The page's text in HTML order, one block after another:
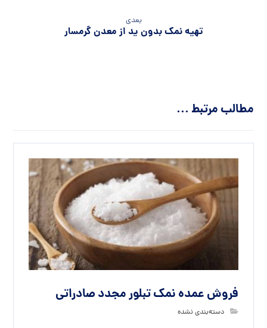
بعدی
تهیه نمک بدون ید از معدن گرمسار
مطالب مرتبط ...
فروش عمده نمک تبلور مجدد صادراتی
دسته‌بندی نشده